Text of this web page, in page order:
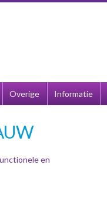
Overige Informatie
en